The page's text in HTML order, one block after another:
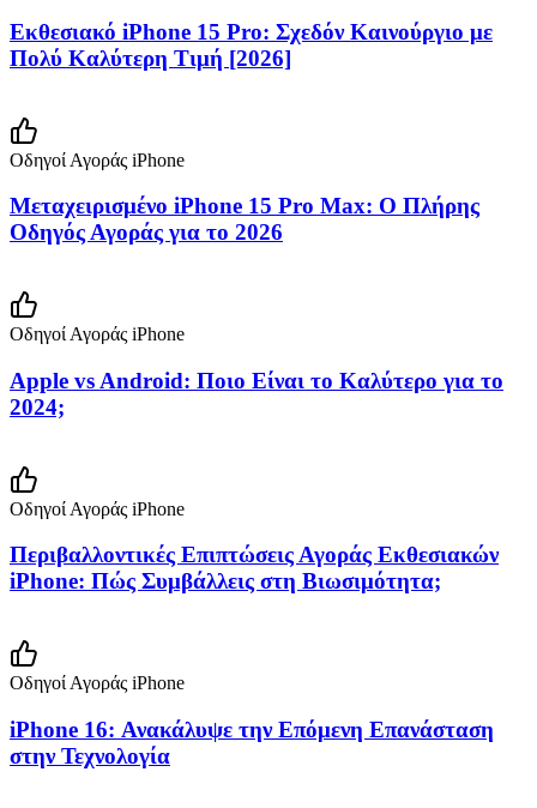
Εκθεσιακό iPhone 15 Pro: Σχεδόν Καινούργιο με
Πολύ Καλύτερη Τιμή [2026]
Οδηγοί Αγοράς iPhone
Μεταχειρισμένο iPhone 15 Pro Max: Ο Πλήρης
Οδηγός Αγοράς για το 2026
Οδηγοί Αγοράς iPhone
Apple vs Android: Ποιο Είναι το Καλύτερο για το
2024;
Οδηγοί Αγοράς iPhone
Περιβαλλοντικές Επιπτώσεις Αγοράς Εκθεσιακών
iPhone: Πώς Συμβάλλεις στη Βιωσιμότητα;
Οδηγοί Αγοράς iPhone
iPhone 16: Ανακάλυψε την Επόμενη Επανάσταση
στην Τεχνολογία